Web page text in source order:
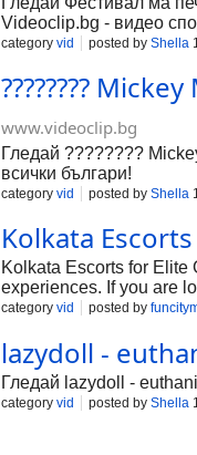
Videoclip.bg - видео
category vid posted by Shella
????????
www.videoclip.bg
Гледай ????????
всички българи!
category vid posted by Shella
Kolkata
Kolkata Escorts for Elite
experiences. If you are
category vid posted by
lazydoll -
Гледай lazydoll -
category vid posted by Shella